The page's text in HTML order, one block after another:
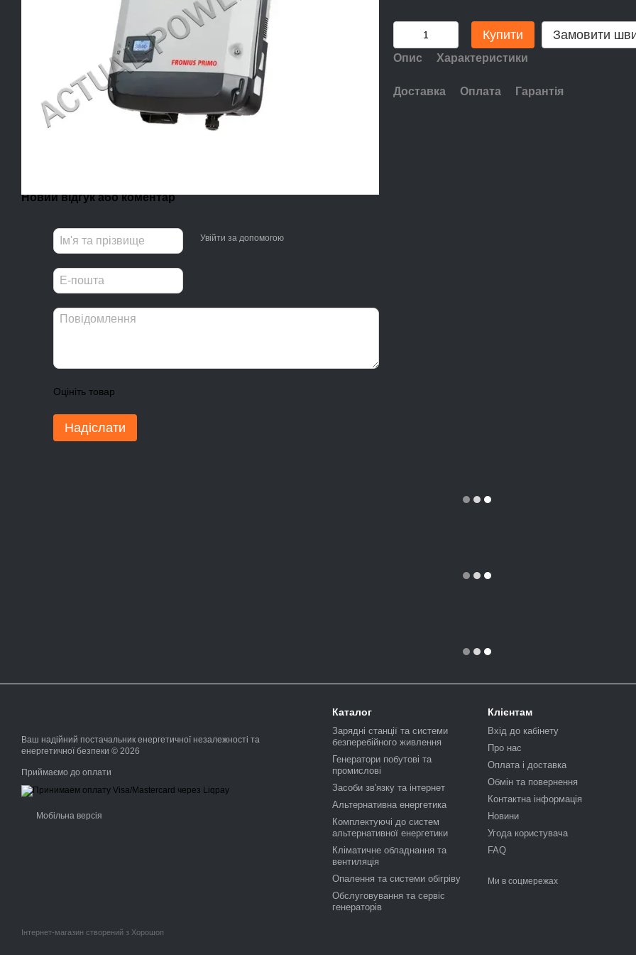
Новий відгук або коментар
Увійти за допомогою
Оцініть товар
Надіслати
Купити Замовити
Опис Характеристики
Доставка Оплата Гарантія
Ваш надійний постачальник енергетичної незалежності та
енергетичної безпеки © 2026
Приймаємо до оплати
Мобільна версія
Інтернет-магазин створений з Хорошоп
Каталог
Зарядні станції та системи
безперебійного живлення
Генератори побутові та
промислові
Засоби зв'язку та інтернет
Альтернативна енергетика
Комплектуючі до систем
альтернативної енергетики
Кліматичне обладнання та
вентиляція
Опалення та системи обігріву
Обслуговування та сервіс
генераторів
Клієнтам
Вхід до кабінету
Про нас
Оплата і доставка
Обмін та повернення
Контактна інформація
Новини
Угода користувача
FAQ
Ми в соцмережах